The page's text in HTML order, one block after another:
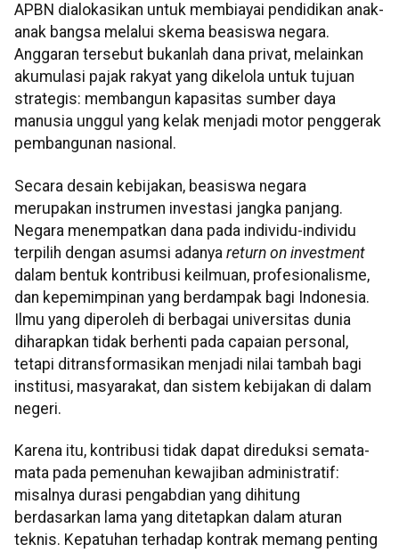
APBN dialokasikan untuk membiayai pendidikan anak-
anak bangsa melalui skema beasiswa negara.
Anggaran tersebut bukanlah dana privat, melainkan
akumulasi pajak rakyat yang dikelola untuk tujuan
strategis: membangun kapasitas sumber daya
manusia unggul yang kelak menjadi motor penggerak
pembangunan nasional.
Secara desain kebijakan, beasiswa negara
merupakan instrumen investasi jangka panjang.
Negara menempatkan dana pada individu-individu
terpilih dengan asumsi adanya return on investment
dalam bentuk kontribusi keilmuan, profesionalisme,
dan kepemimpinan yang berdampak bagi Indonesia.
Ilmu yang diperoleh di berbagai universitas dunia
diharapkan tidak berhenti pada capaian personal,
tetapi ditransformasikan menjadi nilai tambah bagi
institusi, masyarakat, dan sistem kebijakan di dalam
negeri.
Karena itu, kontribusi tidak dapat direduksi semata-
mata pada pemenuhan kewajiban administratif:
misalnya durasi pengabdian yang dihitung
berdasarkan lama yang ditetapkan dalam aturan
teknis. Kepatuhan terhadap kontrak memang penting